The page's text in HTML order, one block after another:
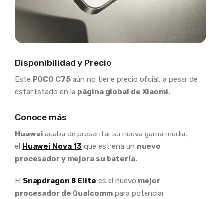
Disponibilidad y Precio
Este POCO C75 aún no tiene precio oficial, a pesar de
estar listado en la página global de Xiaomi.
Conoce más
Huawei acaba de presentar su nueva gama media,
el Huawei Nova 13 que estrena un nuevo
procesador y mejora su batería.
El Snapdragon 8 Elite es el nuevo mejor
procesador de Qualcomm para potenciar